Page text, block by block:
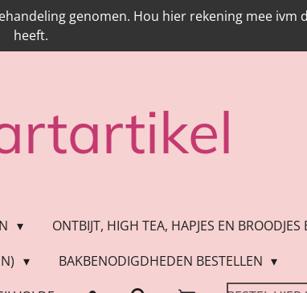
genomen. Hou hier rekening mee
heeft.
ONTBIJT, HIGH TEA, HAPJES EN BROODJES
BAKBENODIGDHEDEN BESTELLEN